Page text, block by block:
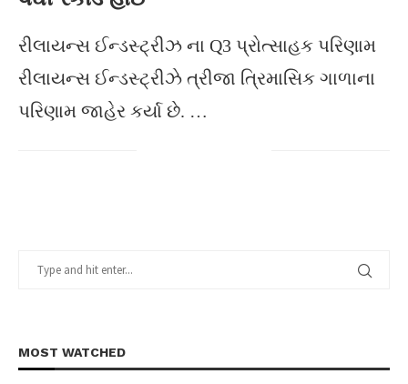
રીલાયન્સ ઈન્ડસ્ટ્રીઝ ના Q3 પ્રોત્સાહક પરિણામ
રીલાયન્સ ઈન્ડસ્ટ્રીઝે ત્રીજા ત્રિમાસિક ગાળાના
પરિણામ જાહેર કર્યા છે. …
MOST WATCHED